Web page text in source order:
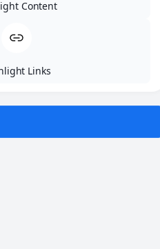
Deixe um
O seu endereço de e-
Campos obrigatórios são
Content
Links